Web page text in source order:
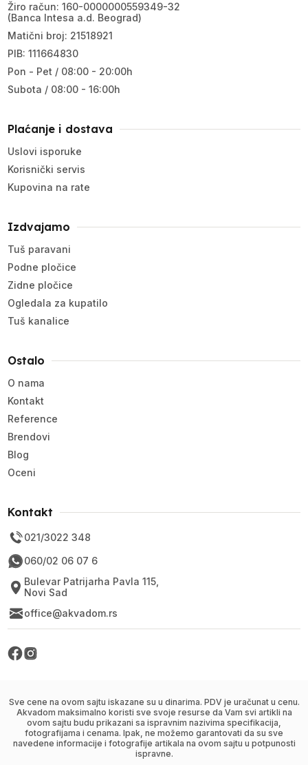
Žiro račun: 160-0000000559349-32
(Banca Intesa a.d. Beograd)
Matični broj: 21518921
PIB: 111664830
Pon - Pet / 08:00 - 20:00h
Subota / 08:00 - 16:00h
Plaćanje i dostava
Uslovi isporuke
Korisnički servis
Kupovina na rate
Izdvajamo
Tuš paravani
Podne pločice
Zidne pločice
Ogledala za kupatilo
Tuš kanalice
Ostalo
O nama
Kontakt
Reference
Brendovi
Blog
Oceni
Kontakt
021/3022 348
060/02 06 07 6
Bulevar Patrijarha Pavla 115,
Novi Sad
office@akvadom.rs
Sve cene na ovom sajtu iskazane su u dinarima. PDV je uračunat u cenu.
Akvadom maksimalno koristi sve svoje resurse da Vam svi artikli na
ovom sajtu budu prikazani sa ispravnim nazivima specifikacija,
fotografijama i cenama. Ipak, ne možemo garantovati da su sve
navedene informacije i fotografije artikala na ovom sajtu u potpunosti
ispravne.